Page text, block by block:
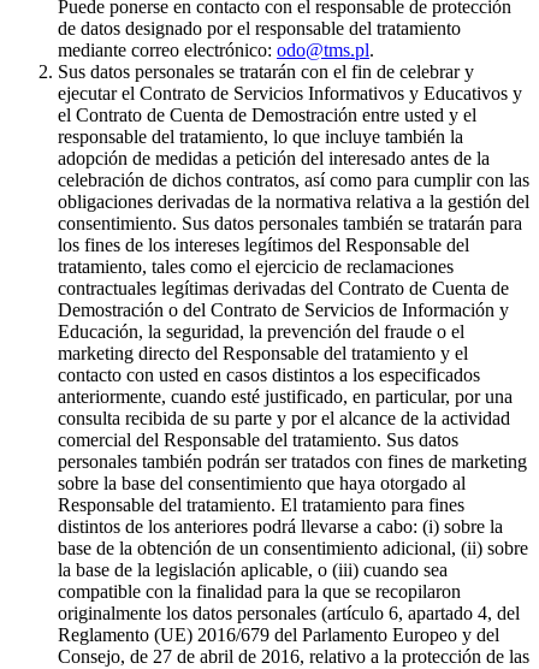
Puede ponerse en contacto con el responsable de protección
de datos designado por el responsable del tratamiento
mediante correo electrónico: odo@tms.pl.
Sus datos personales se tratarán con el fin de celebrar y
ejecutar el Contrato de Servicios Informativos y Educativos y
el Contrato de Cuenta de Demostración entre usted y el
responsable del tratamiento, lo que incluye también la
adopción de medidas a petición del interesado antes de la
celebración de dichos contratos, así como para cumplir con las
obligaciones derivadas de la normativa relativa a la gestión del
consentimiento. Sus datos personales también se tratarán para
los fines de los intereses legítimos del Responsable del
tratamiento, tales como el ejercicio de reclamaciones
contractuales legítimas derivadas del Contrato de Cuenta de
Demostración o del Contrato de Servicios de Información y
Educación, la seguridad, la prevención del fraude o el
marketing directo del Responsable del tratamiento y el
contacto con usted en casos distintos a los especificados
anteriormente, cuando esté justificado, en particular, por una
consulta recibida de su parte y por el alcance de la actividad
comercial del Responsable del tratamiento. Sus datos
personales también podrán ser tratados con fines de marketing
sobre la base del consentimiento que haya otorgado al
Responsable del tratamiento. El tratamiento para fines
distintos de los anteriores podrá llevarse a cabo: (i) sobre la
base de la obtención de un consentimiento adicional, (ii) sobre
la base de la legislación aplicable, o (iii) cuando sea
compatible con la finalidad para la que se recopilaron
originalmente los datos personales (artículo 6, apartado 4, del
Reglamento (UE) 2016/679 del Parlamento Europeo y del
Consejo, de 27 de abril de 2016, relativo a la protección de las